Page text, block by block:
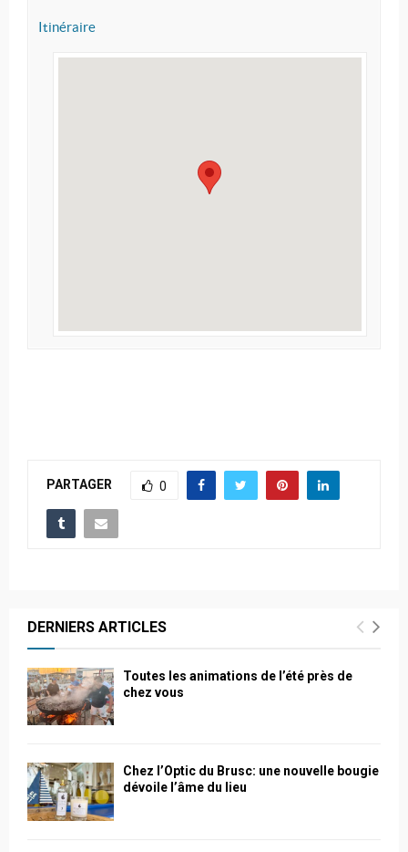
Itinéraire
PARTAGER 0
DERNIERS ARTICLES
Toutes les animations de l’été près de
chez vous
Chez l’Optic du Brusc: une nouvelle bougie
dévoile l’âme du lieu